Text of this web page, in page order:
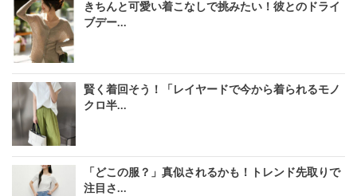
きちんと可愛い着こなしで挑みたい！彼とのドライ
ブデー...
賢く着回そう！「レイヤードで今から着られるモノ
クロ半...
「どこの服？」真似されるかも！トレンド先取りで
注目さ...